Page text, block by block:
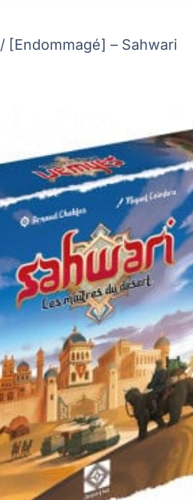
/ [Endommagé] – Sahwari